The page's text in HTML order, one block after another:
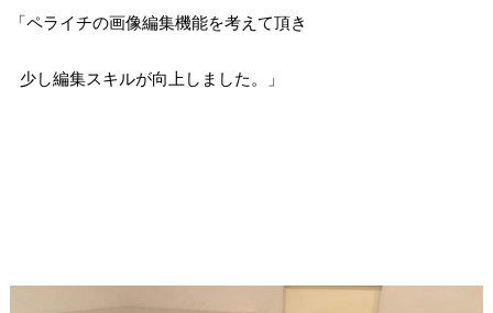
「ペライチの画像編集機能を考えて頂き
少し編集スキルが向上しました。」